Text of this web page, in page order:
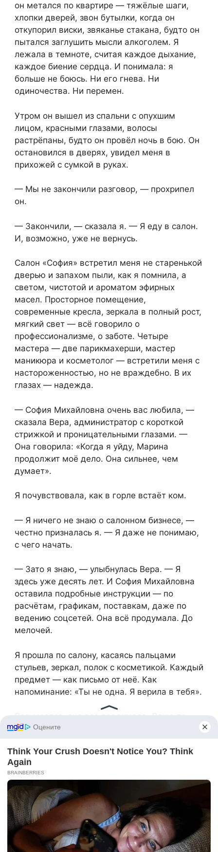
он метался по квартире — тяжёлые шаги,
хлопки дверей, звон бутылки, когда он
откупорил виски, звяканье стакана, будто он
пытался заглушить мысли алкоголем. Я
лежала в темноте, считая каждое дыхание,
каждое биение сердца. И понимала: я
больше не боюсь. Ни его гнева. Ни
одиночества. Ни перемен.
Утром он вышел из спальни с опухшим
лицом, красными глазами, волосы
растрёпаны, будто он провёл ночь в бою. Он
остановился в дверях, увидел меня в
прихожей с сумкой в руках.
— Мы не закончили разговор, — прохрипел
он.
— Закончили, — сказала я. — Я еду в салон.
И, возможно, уже не вернусь.
Салон «София» встретил меня не старенькой
дверью и запахом пыли, как я помнила, а
светом, чистотой и ароматом эфирных
масел. Просторное помещение,
современные кресла, зеркала в полный рост,
мягкий свет — всё говорило о
профессионализме, о заботе. Четыре
мастера — две парикмахерши, мастер
маникюра и косметолог — встретили меня с
настороженностью, но не враждебно. В их
глазах — надежда.
— София Михайловна очень вас любила, —
сказала Вера, администратор с короткой
стрижкой и проницательными глазами. —
Она говорила: «Когда я уйду, Марина
продолжит моё дело. Она сильнее, чем
думает».
Я почувствовала, как в горле встаёт ком.
— Я ничего не знаю о салонном бизнесе, —
честно призналась я. — Я даже не понимаю,
с чего начать.
— Зато я знаю, — улыбнулась Вера. — Я
здесь уже десять лет. И София Михайловна
оставила подробные инструкции — по
расчётам, графикам, поставкам, даже по
ведению соцсетей. Она всё продумала. До
мелочей.
Я прошла по салону, касаясь пальцами
стульев, зеркал, полок с косметикой. Каждый
предмет — как письмо от неё. Как
напоминание: «Ты не одна. Я верила в тебя».
как помочь мне вырваться из клетки,
зависимости и молчания.
В тот вечер я вернулась домой поздно. Олег
ждал меня, сидел в кресле, как судья на
троне. Он начал говорить — о «семейных
ценностях», о «единстве», о том, что «мы
должны решать вместе», что мой «бунт»
разрушает семью, что «дети пострадают».